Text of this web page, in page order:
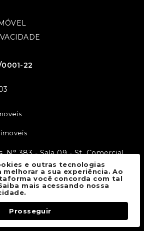
0001-22
N° 383 - Sala 09 - St. Comercial,
136
Canto Imóveis© 2026.
os direitos reservados.
e outras tecnologias
melhorar a sua experiência. Ao
você concorda com tal
mais acessando nossa
Prosseguir